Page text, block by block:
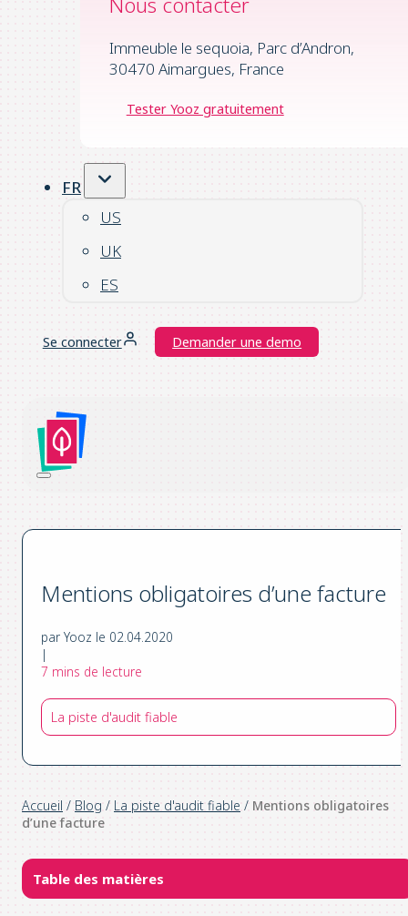
Immeuble le sequoia, Parc d’Andron,
30470 Aimargues, France
Tester Yooz gratuitement
FR
US
UK
ES
Se connecter Demander une demo
Mentions obligatoires d’une facture
par Yooz le 02.04.2020
|
7 mins de lecture
La piste d'audit fiable
Accueil / Blog / La piste d'audit fiable / Mentions obligatoires
d’une facture
Table des matières